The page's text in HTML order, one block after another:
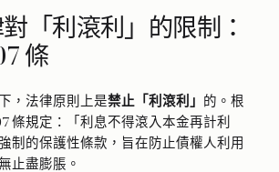
「利滾利」的限制：
條
，法律原則上是禁止「利滾利」 的。根
條規定：「利息不得滾入本金再計利
制的保護性條款，旨在防止債權人利用
止盡膨脹。